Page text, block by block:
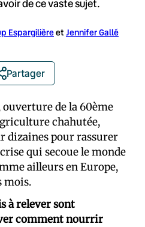
de ce vaste sujet.
Espargilièreet Jennifer Gallé
Partager
de la 60ème
chahutée,
dizaines pour rassurer
qui secoue le monde
ailleurs en Europe,
mois.
à relever sont
comment nourrir